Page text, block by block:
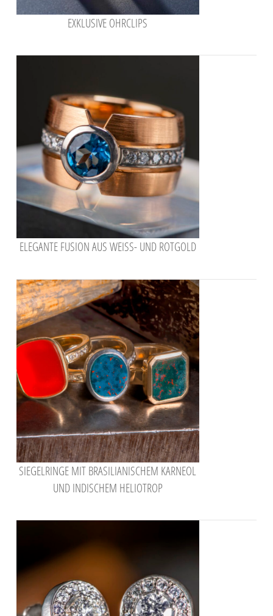
EXKLUSIVE OHRCLIPS
ELEGANTE FUSION AUS WEISS- UND ROTGOLD
SIEGELRINGE MIT BRASILIANISCHEM KARNEOL
UND INDISCHEM HELIOTROP